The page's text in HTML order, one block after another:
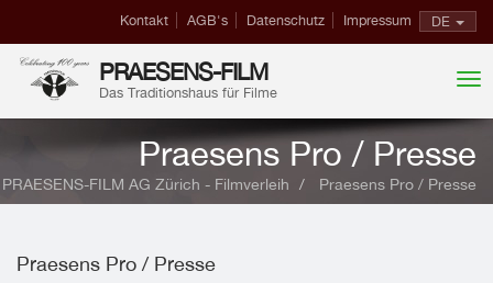
DE
Kontakt AGB's Datenschutz Impressum
PRAESENS-FILM
Das Traditionshaus für Filme
Praesens Pro / Presse
PRAESENS-FILM AG Zürich - Filmverleih Praesens Pro / Presse
Praesens Pro / Presse